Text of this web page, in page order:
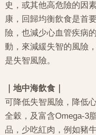
史，或其他高危險的因
康，回歸均衡飲食是首
險，也減少心血管疾病
動，來減緩失智的風險
是失智風險。
｜地中海飲食｜
可降低失智風險，降低
全穀，及富含Omega-3
品，少吃紅肉，例如豬牛